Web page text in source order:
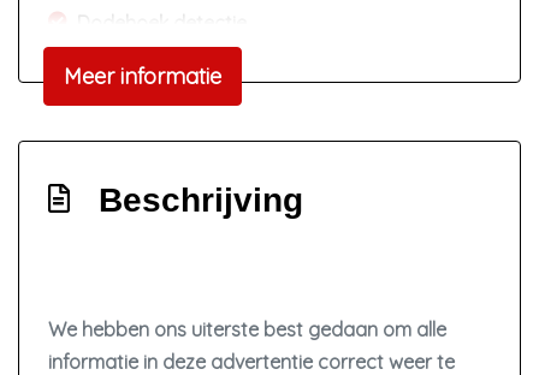
Dodehoek detectie
Draadloze telefoonlader
Elektrisch bedienbare achterklep met
Elektronische remkrachtverdeling
Geluidsisolerend glas
Meer informatie
Beschrijving
We hebben ons uiterste best gedaan om alle
informatie in deze advertentie correct weer te